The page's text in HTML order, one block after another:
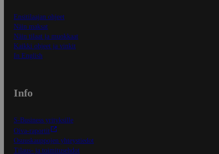
Ensitilaajan ohjeet
Näin maksat
Näin tilaat ja muokkaat
Kaikki ohjeet ja vinkit
In English
Info
S-Business yrityksille
Oiva-raportit
Osuuskauppojen yhteystiedot
Tilaus- ja toimitusehdot